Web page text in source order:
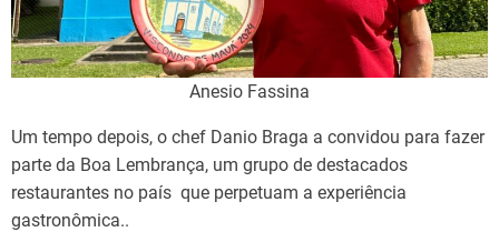
Anesio Fassina
Um tempo depois, o chef Danio Braga a convidou para fazer
parte da Boa Lembrança, um grupo de destacados
restaurantes no país que perpetuam a experiência
gastronômica..